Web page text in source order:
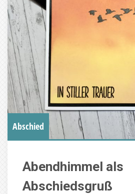
Abschied
Abendhimmel als
Abschiedsgruß